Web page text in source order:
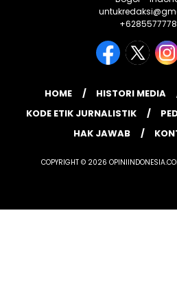
HOME HISTORI MEDIA
KODE ETIK JURNALISTIK
HAK JAWAB
COPYRIGHT © 2026